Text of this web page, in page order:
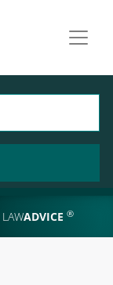
LAWADVICE ®